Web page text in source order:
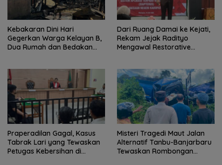
Kebakaran Dini Hari
Gegerkan Warga Kelayan B,
Dua Rumah dan Bedakan
Dari Ruang Damai ke Kejati,
Rekam Jejak Radityo
Mengawal Restorative
Praperadilan Gagal, Kasus
Tabrak Lari yang Tewaskan
Petugas Kebersihan di
Misteri Tragedi Maut Jalan
Alternatif Tanbu-Banjarbaru
Tewaskan Rombongan